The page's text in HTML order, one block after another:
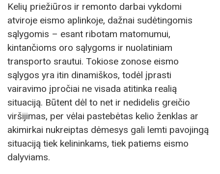
Kelių priežiūros ir remonto darbai vykdomi
atviroje eismo aplinkoje, dažnai sudėtingomis
sąlygomis – esant ribotam matomumui,
kintančioms oro sąlygoms ir nuolatiniam
transporto srautui. Tokiose zonose eismo
sąlygos yra itin dinamiškos, todėl įprasti
vairavimo įpročiai ne visada atitinka realią
situaciją. Būtent dėl to net ir nedidelis greičio
viršijimas, per vėlai pastebėtas kelio ženklas ar
akimirkai nukreiptas dėmesys gali lemti pavojingą
situaciją tiek kelininkams, tiek patiems eismo
dalyviams.